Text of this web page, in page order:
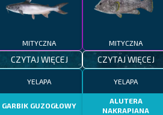
MITYCZNA
CZYTAJ WIĘCEJ
MITYCZNA
CZYTAJ WIĘCEJ
YELAPA
GARBIK GUZOGŁOWY
YELAPA
ALUTERA
NAKRAPIANA